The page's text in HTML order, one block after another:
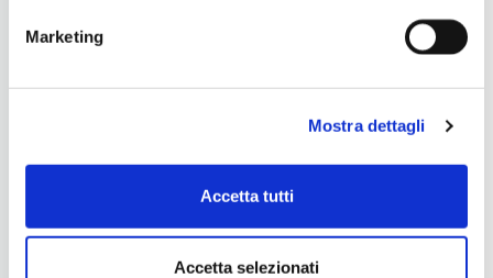
Marketing
Mostra dettagli
Accetta tutti
Accetta selezionati
INGREDIENTI DI QUALITÀ